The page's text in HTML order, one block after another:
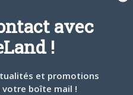
avec
!
et promotions
boîte mail !